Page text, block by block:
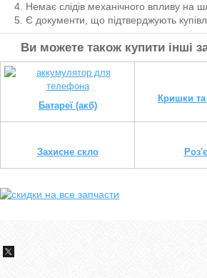
Немає слідів механічного впливу на
Є документи, що підтверджують
Ви можете також купити інші
Батареї (акб)
Кришки
Захисне скло